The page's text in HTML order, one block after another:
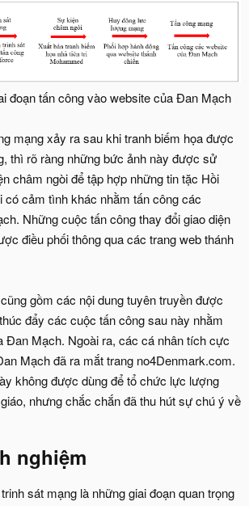
đoạn tấn công vào website của Đan Mạch​
mạng xảy ra sau khi tranh biếm họa được
thì rõ ràng những bức ảnh này được sử
châm ngòi để tập hợp những tin tặc Hồi
có cảm tình khác nhằm tấn công các
Những cuộc tấn công thay đổi giao diện
điều phối thông qua các trang web thánh
gồm các nội dung tuyên truyền được
đẩy các cuộc tấn công sau này nhằm
Đan Mạch. Ngoài ra, các cá nhân tích cực
Mạch đã ra mắt trang no4Denmark.com.
không được dùng để tổ chức lực lượng
nhưng chắc chắn đã thu hút sự chú ý về
nghiệm
sát mạng là những giai đoạn quan trọng